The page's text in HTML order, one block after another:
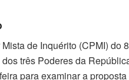
de Inquérito (CPMI)
três Poderes da
para examinar a